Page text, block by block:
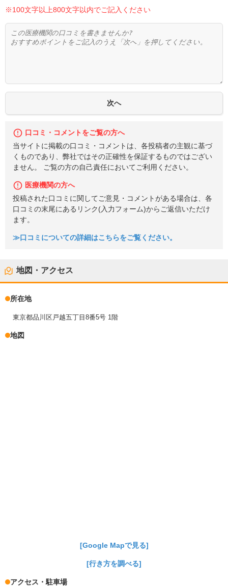
※100文字以上800文字以内でご記入ください
口コミ・コメントをご覧の方へ
当サイトに掲載の口コミ・コメントは、各投稿者の主観に基づ
くものであり、弊社ではその正確性を保証するものではござい
ません。 ご覧の方の自己責任においてご利用ください。
医療機関の方へ
投稿された口コミに関してご意見・コメントがある場合は、各
口コミの末尾にあるリンク(入力フォーム)からご返信いただけ
ます。
≫口コミについての詳細はこちらをご覧ください。
地図・アクセス
所在地
東京都品川区戸越五丁目8番5号 1階
地図
[Google Mapで見る]
[行き方を調べる]
アクセス・駐車場